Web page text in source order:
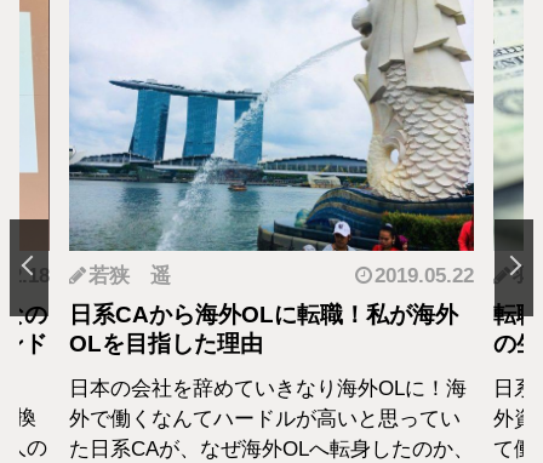
の
ド
換
人の
若狭 遥 2019.05.22
日系CAから海外OLに転職！私が海外
OLを目指した理由
日本の会社を辞めていきなり海外OLに！海
外で働くなんてハードルが高いと思ってい
た日系CAが、なぜ海外OLへ転身したのか、
羽
転
の
日
外資
て働